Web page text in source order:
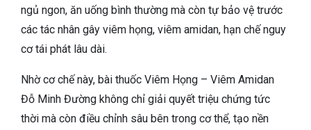
ngủ ngon, ăn uống bình thường mà còn tự bảo vệ trước
các tác nhân gây viêm họng, viêm amidan, hạn chế nguy
cơ tái phát lâu dài.
Nhờ cơ chế này, bài thuốc Viêm Họng – Viêm Amidan
Đỗ Minh Đường không chỉ giải quyết triệu chứng tức
thời mà còn điều chỉnh sâu bên trong cơ thể, tạo nền